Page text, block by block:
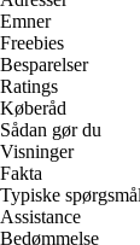
Emner
Freebies
Besparelser
Ratings
Køberåd
Sådan gør du
Visninger
Fakta
Typiske spørgsmål
Assistance
Bedømmelse